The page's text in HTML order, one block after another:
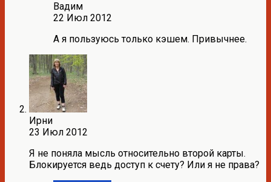
Вадим
22 Июл 2012
А я пользуюсь только кэшем. Привычнее.
Ирни
23 Июл 2012
Я не поняла мысль относительно второй карты.
Блокируется ведь доступ к счету? Или я не права?